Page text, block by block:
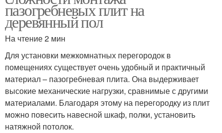
пазогребневых плит на
деревянный пол
На чтение 2 мин
Для установки межкомнатных перегородок в
помещениях существует очень удобный и практичный
материал – пазогребневая плита. Она выдерживает
высокие механические нагрузки, сравнимые с другими
материалами. Благодаря этому на перегородку из плит
можно повесить навесной шкаф, полки, установить
натяжной потолок.